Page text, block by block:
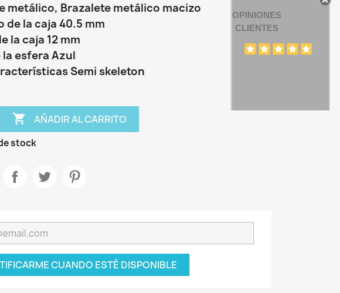
metálico, Brazalete metálico macizo
de la caja 40.5 mm
la caja 12 mm
esfera Azul
Semi skeleton
 AÑADIR AL CARRITO
stock
CUANDO ESTÉ DISPONIBLE
OPINIONES
CLIENTES